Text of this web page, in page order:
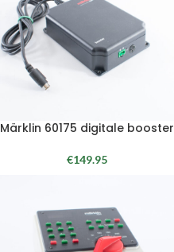
Märklin 60175 digitale booster
€149.95